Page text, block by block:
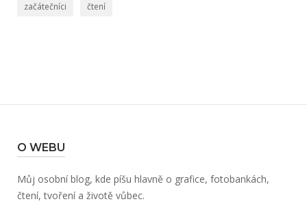
začátečníci čtení
O WEBU
Můj osobní blog, kde píšu hlavně o grafice, fotobankách,
čtení, tvoření a životě vůbec.